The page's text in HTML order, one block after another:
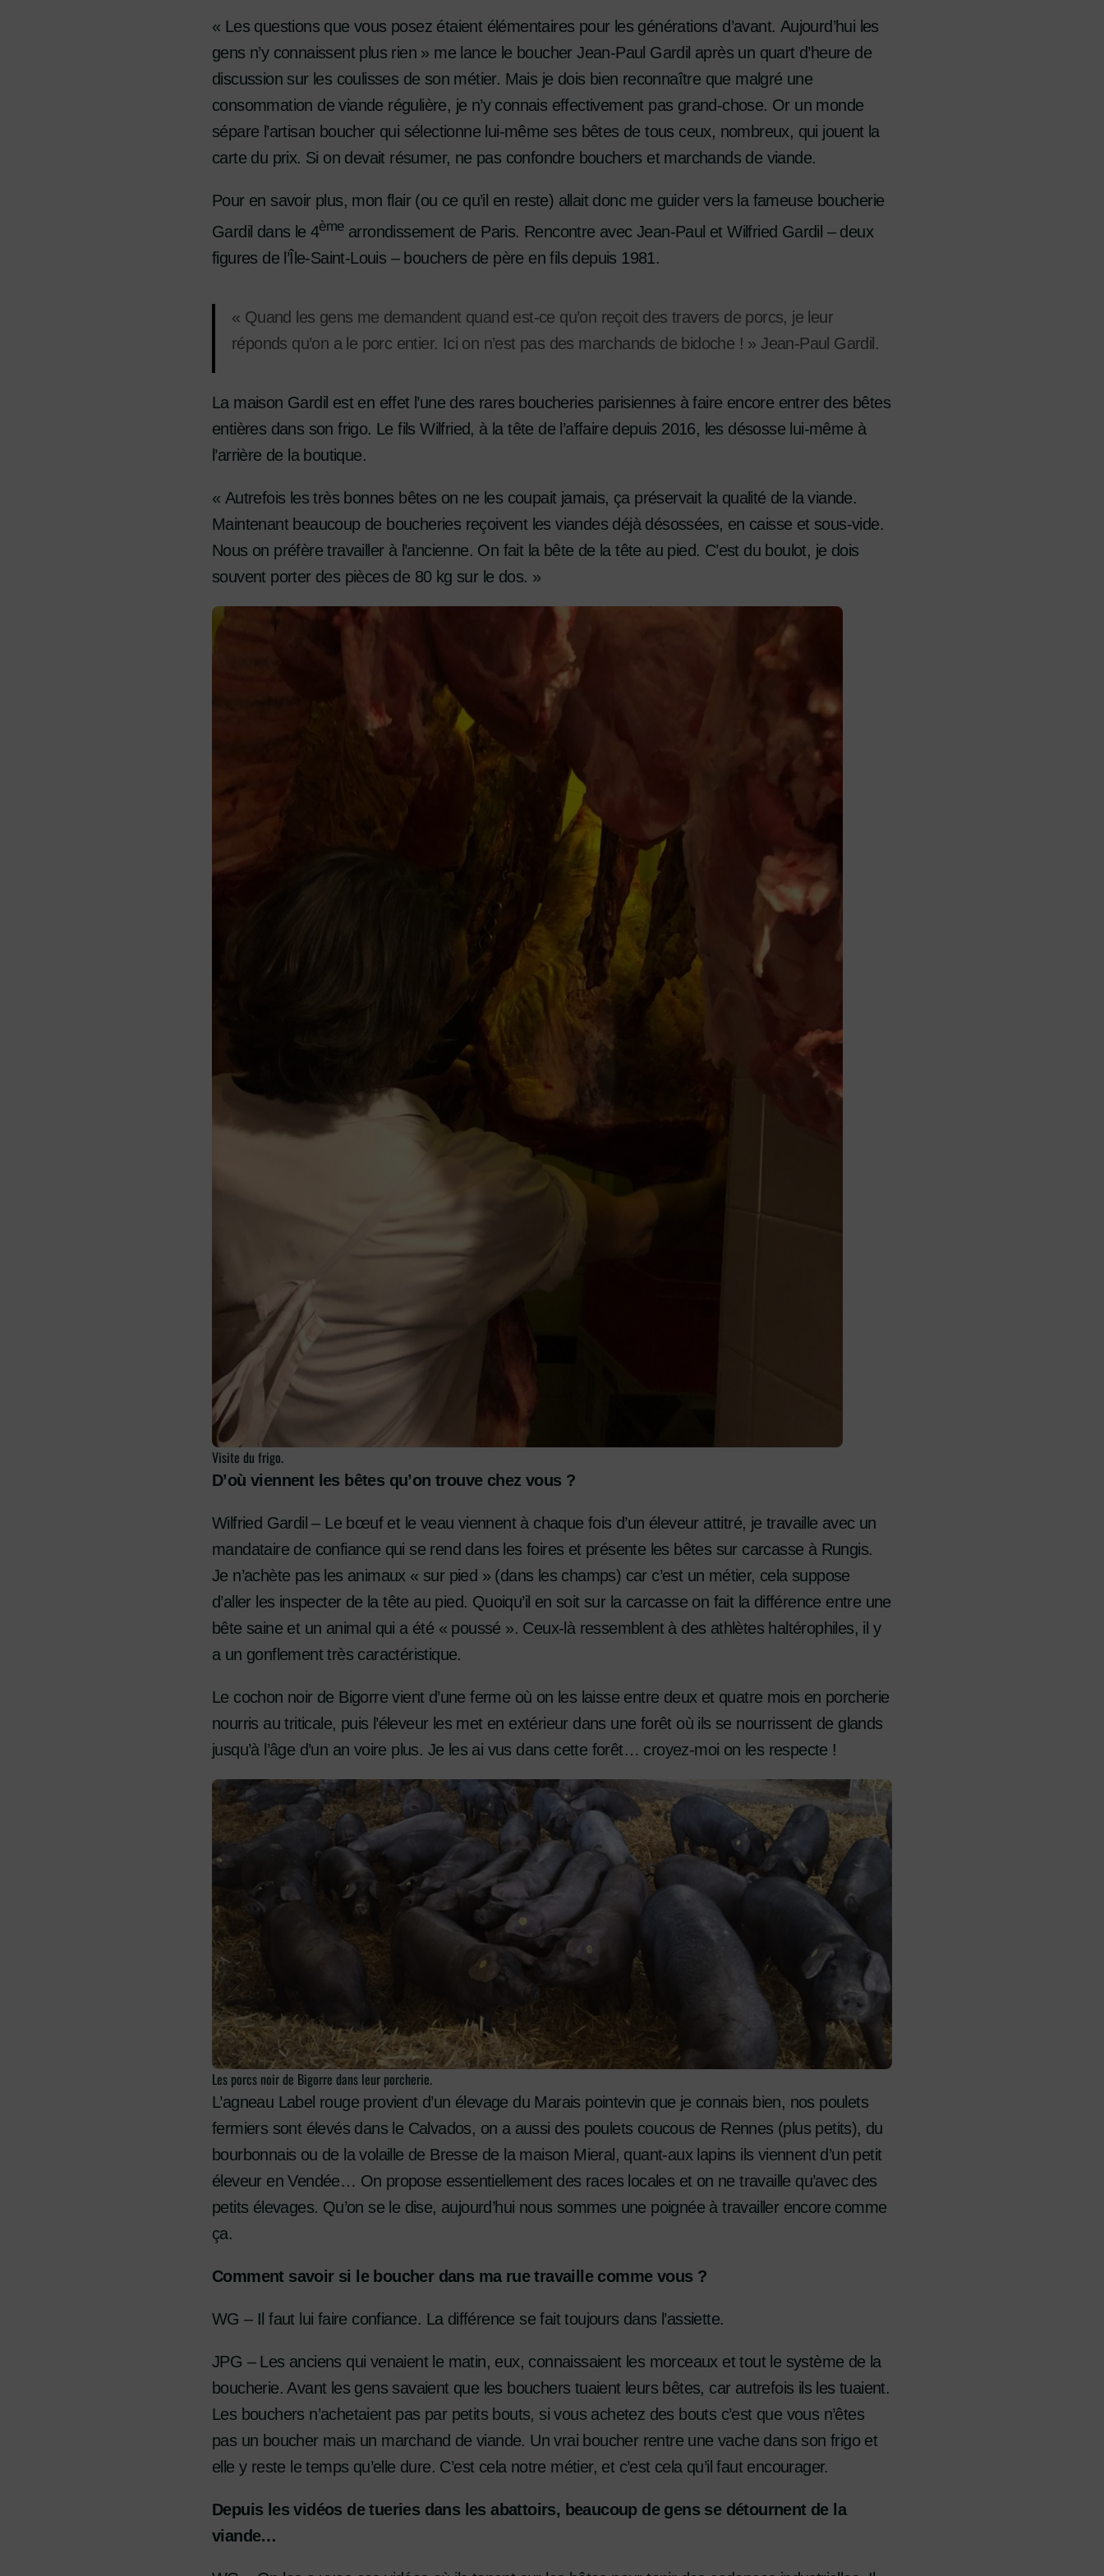
« Les questions que vous posez étaient élémentaires pour les générations d’avant. Aujourd’hui les
gens n’y connaissent plus rien » me lance le boucher Jean-Paul Gardil après un quart d’heure de
discussion sur les coulisses de son métier. Mais je dois bien reconnaître que malgré une
consommation de viande régulière, je n’y connais effectivement pas grand-chose. Or un monde
sépare l’artisan boucher qui sélectionne lui-même ses bêtes de tous ceux, nombreux, qui jouent la
carte du prix. Si on devait résumer, ne pas confondre bouchers et marchands de viande.
Pour en savoir plus, mon flair (ou ce qu’il en reste) allait donc me guider vers la fameuse boucherie
Gardil dans le 4èmearrondissement de Paris. Rencontre avec Jean-Paul et Wilfried Gardil – deux
figures de l’Île-Saint-Louis – bouchers de père en fils depuis 1981.
« Quand les gens me demandent quand est-ce qu’on reçoit des travers de porcs, je leur
réponds qu’on a le porc entier. Ici on n’est pas des marchands de bidoche ! » Jean-Paul Gardil.
La maison Gardil est en effet l’une des rares boucheries parisiennes à faire encore entrer des bêtes
entières dans son frigo. Le fils Wilfried, à la tête de l’affaire depuis 2016, les désosse lui-même à
l’arrière de la boutique.
« Autrefois les très bonnes bêtes on ne les coupait jamais, ça préservait la qualité de la viande.
Maintenant beaucoup de boucheries reçoivent les viandes déjà désossées, en caisse et sous-vide.
Nous on préfère travailler à l’ancienne. On fait la bête de la tête au pied. C’est du boulot, je dois
souvent porter des pièces de 80 kg sur le dos. »
Visite du frigo.
D’où viennent les bêtes qu’on trouve chez vous ?
Wilfried Gardil – Le bœuf et le veau viennent à chaque fois d’un éleveur attitré, je travaille avec un
mandataire de confiance qui se rend dans les foires et présente les bêtes sur carcasse à Rungis.
Je n’achète pas les animaux « sur pied » (dans les champs) car c’est un métier, cela suppose
d’aller les inspecter de la tête au pied. Quoiqu’il en soit sur la carcasse on fait la différence entre une
bête saine et un animal qui a été « poussé ». Ceux-là ressemblent à des athlètes haltérophiles, il y
a un gonflement très caractéristique.
Le cochon noir de Bigorre vient d’une ferme où on les laisse entre deux et quatre mois en porcherie
nourris au triticale, puis l’éleveur les met en extérieur dans une forêt où ils se nourrissent de glands
jusqu’à l’âge d’un an voire plus. Je les ai vus dans cette forêt… croyez-moi on les respecte !
Les porcs noir de Bigorre dans leur porcherie.
L’agneau Label rouge provient d’un élevage du Marais pointevin que je connais bien, nos poulets
fermiers sont élevés dans le Calvados, on a aussi des poulets coucous de Rennes (plus petits), du
bourbonnais ou de la volaille de Bresse de la maison Mieral, quant-aux lapins ils viennent d’un petit
éleveur en Vendée… On propose essentiellement des races locales et on ne travaille qu’avec des
petits élevages. Qu’on se le dise, aujourd’hui nous sommes une poignée à travailler encore comme
ça.
Comment savoir si le boucher dans ma rue travaille comme vous ?
WG – Il faut lui faire confiance. La différence se fait toujours dans l’assiette.
JPG – Les anciens qui venaient le matin, eux, connaissaient les morceaux et tout le système de la
boucherie. Avant les gens savaient que les bouchers tuaient leurs bêtes, car autrefois ils les tuaient.
Les bouchers n’achetaient pas par petits bouts, si vous achetez des bouts c’est que vous n’êtes
pas un boucher mais un marchand de viande. Un vrai boucher rentre une vache dans son frigo et
elle y reste le temps qu’elle dure. C’est cela notre métier, et c’est cela qu’il faut encourager.
Depuis les vidéos de tueries dans les abattoirs, beaucoup de gens se détournent de la
viande…